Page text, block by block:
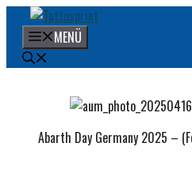
Inhalt
springen
MENÜ
Abarth Day Germany 2025 –